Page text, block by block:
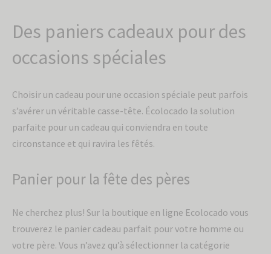
Des paniers cadeaux pour des
occasions spéciales
Choisir un cadeau pour une occasion spéciale peut parfois
s’avérer un véritable casse-tête. Écolocado la solution
parfaite pour un cadeau qui conviendra en toute
circonstance et qui ravira les fêtés.
Panier pour la fête des pères
Ne cherchez plus! Sur la boutique en ligne Ecolocado vous
trouverez le panier cadeau parfait pour votre homme ou
votre père. Vous n’avez qu’à sélectionner la catégorie